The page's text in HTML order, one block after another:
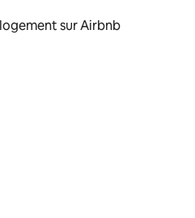
sur Airbnb